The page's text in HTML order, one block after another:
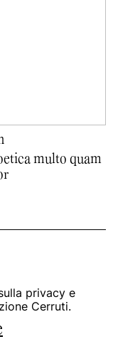
multo quam
privacy e
Cerruti.